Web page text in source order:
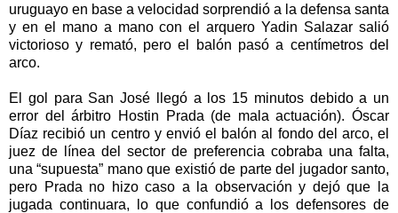
uruguayo en base a velocidad sorprendió a la defensa santa
y en el mano a mano con el arquero Yadin Salazar salió
victorioso y remató, pero el balón pasó a centímetros del
arco.
El gol para San José llegó a los 15 minutos debido a un
error del árbitro Hostin Prada (de mala actuación). Óscar
Díaz recibió un centro y envió el balón al fondo del arco, el
juez de línea del sector de preferencia cobraba una falta,
una “supuesta” mano que existió de parte del jugador santo,
pero Prada no hizo caso a la observación y dejó que la
jugada continuara, lo que confundió a los defensores de